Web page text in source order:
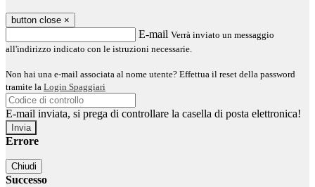
button close ×
E-mail Verrà inviato un messaggio
all'indirizzo indicato con le istruzioni necessarie.
Non hai una e-mail associata al nome utente? Effettua il reset della password
tramite la Login Spaggiari
E-mail inviata, si prega di controllare la casella di posta elettronica!
Errore
Chiudi
Successo